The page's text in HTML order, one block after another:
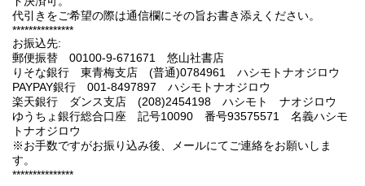
代引きをご希望の際は通信欄にその旨お書き添えください。
***************
お振込先:
郵便振替 00100-9-671671 悠山社書店
りそな銀行 東青梅支店 (普通)0784961 ハシモトナオジロウ
PAYPAY銀行 001-8497897 ハシモトナオジロウ
楽天銀行 ダンス支店 (208)2454198 ハシモト ナオジロウ
ゆうちょ銀行総合口座 記号10090 番号93575571 名義ハシモ
トナオジロウ
※お手数ですがお振り込み後、メールにてご連絡をお願いしま
す。
***************